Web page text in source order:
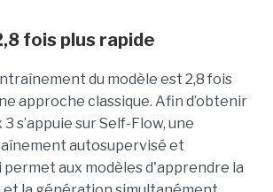
fois plus rapide
du modèle est 2,8 fois
approche classique. Afin d’obtenir
s’appuie sur Self-Flow, une
autosupervisé et
aux modèles d'apprendre la